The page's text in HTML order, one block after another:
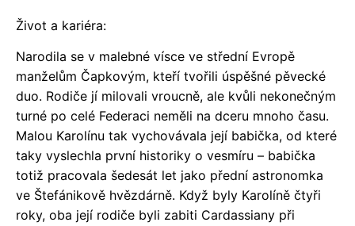
Život a kariéra:
Narodila se v malebné vísce ve střední Evropě
manželům Čapkovým, kteří tvořili úspěšné pěvecké
duo. Rodiče jí milovali vroucně, ale kvůli nekonečným
turné po celé Federaci neměli na dceru mnoho času.
Malou Karolínu tak vychovávala její babička, od které
taky vyslechla první historiky o vesmíru – babička
totiž pracovala šedesát let jako přední astronomka
ve Štefánikově hvězdárně. Když byly Karolíně čtyři
roky, oba její rodiče byli zabiti Cardassiany při